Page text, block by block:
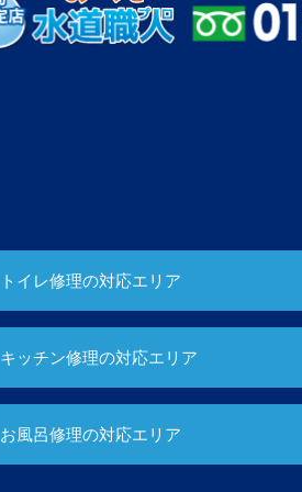
トイレ修理の対応エリア
キッチン修理の対応エリア
お風呂修理の対応エリア